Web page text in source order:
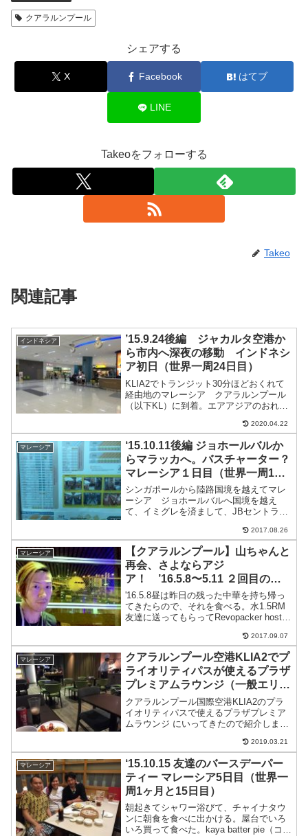
クアラルンプール
シェアする
X Facebook はてブ
LINE
Takeoをフォローする
Takeo
関連記事
インドネシア
’15.9.24後編 ジャカルタ空港か
ら市内へ深夜の移動 インドネシ
ア初日（世界一周24日目）
KLIA2でトランジット30分ほどおくれて
経由地のマレーシア クアラルンプール
（以下KL）に到着。エアアジアのおれの
かエアアジアが悪いのか知らないけれ
ど、セブ→クアラルンプール→ジャカル
タと全部エアアジア...
2020.04.22
マレーシア
‘15.10.11後編 ジョホールバルか
らマラッカへ。バスチャーター？
マレーシア１日目（世界一周1ヶ
月と11日目）
シンガポールから陸路国境を越えてマレ
ーシア ジョホールバルへ国境を越え
て、イミグレを済まして、JBセントラル
ンガポールマネーをマレーシアのリンギ
ットに交換。交換レートがいいのかどう
かわからないけど、面倒臭...
2017.08.26
マレーシア
【クアラルンプール】山ちゃんと
再会、さよならアジ
ア！ ’16.5.8〜5.11 ２回目のマ
レーシア
'16.5.8昼は昨日の残った中華を持ち帰っ
てきたらので、それを食べる。水1.5RM
友達に送ってもらってRevopacker hostel
くのランドリー屋さんへ。10.6RM山ちゃ
んカップルと中華街で再...
2017.09.07
マレーシア
クアラルンプール空港KLIA2でプ
ライオリティパスが使えるプラザ
プレミアムラウンジ（一般エリ
ア）
クアラルンプール国際空港KLIA2のプラ
イオリティパスで使えるプラザプレミア
ムラウンジ にいってきたので紹介しま
空港にはプライオリティパスで利用でき
るラウンジが4つあります。クアラルンプ
ール国際空港のラウ...
2019.03.21
マレーシア
‘15.10.15 友達のバースデーパー
ティー マレーシア5日目（世界一
周1ヶ月と15日目）
朝起きてシャワー浴びて、チャイナタウ
ンに朝食を食べに出かける。屋台でいろ
いろ買って食べた。kaya batter pie（ココ